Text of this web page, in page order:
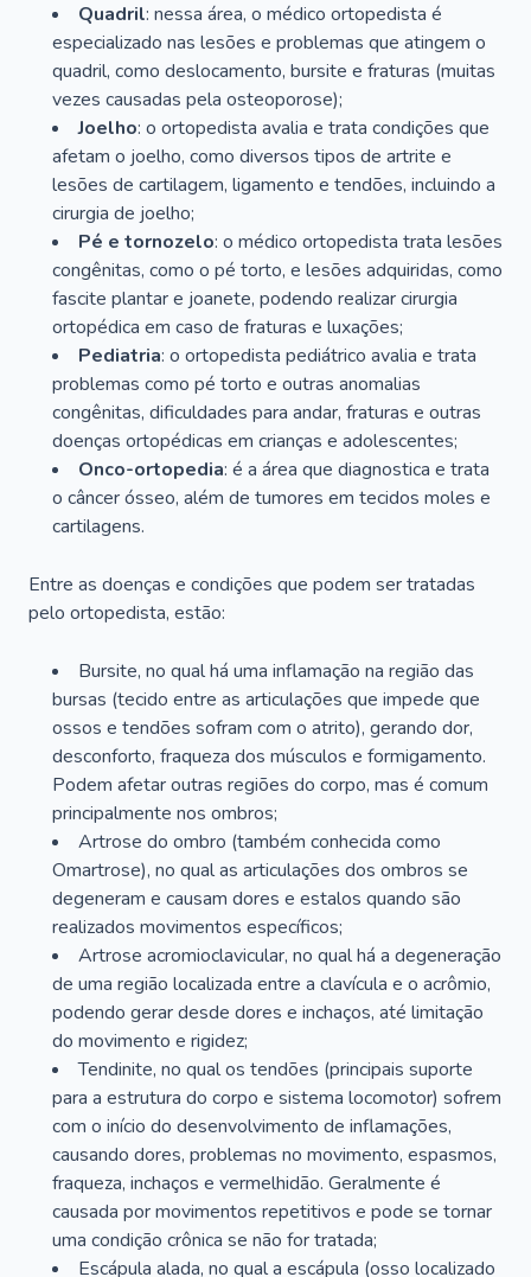
Quadril: nessa área, o médico ortopedista é
especializado nas lesões e problemas que atingem o
quadril, como deslocamento, bursite e fraturas (muitas
vezes causadas pela osteoporose);
Joelho: o ortopedista avalia e trata condições que
afetam o joelho, como diversos tipos de artrite e
lesões de cartilagem, ligamento e tendões, incluindo a
cirurgia de joelho;
Pé e tornozelo: o médico ortopedista trata lesões
congênitas, como o pé torto, e lesões adquiridas, como
fascite plantar e joanete, podendo realizar cirurgia
ortopédica em caso de fraturas e luxações;
Pediatria: o ortopedista pediátrico avalia e trata
problemas como pé torto e outras anomalias
congênitas, dificuldades para andar, fraturas e outras
doenças ortopédicas em crianças e adolescentes;
Onco-ortopedia: é a área que diagnostica e trata
o câncer ósseo, além de tumores em tecidos moles e
cartilagens.
Entre as doenças e condições que podem ser tratadas
pelo ortopedista, estão:
Bursite, no qual há uma inflamação na região das
bursas (tecido entre as articulações que impede que
ossos e tendões sofram com o atrito), gerando dor,
desconforto, fraqueza dos músculos e formigamento.
Podem afetar outras regiões do corpo, mas é comum
principalmente nos ombros;
Artrose do ombro (também conhecida como
Omartrose), no qual as articulações dos ombros se
degeneram e causam dores e estalos quando são
realizados movimentos específicos;
Artrose acromioclavicular, no qual há a degeneração
de uma região localizada entre a clavícula e o acrômio,
podendo gerar desde dores e inchaços, até limitação
do movimento e rigidez;
Tendinite, no qual os tendões (principais suporte
para a estrutura do corpo e sistema locomotor) sofrem
com o início do desenvolvimento de inflamações,
causando dores, problemas no movimento, espasmos,
fraqueza, inchaços e vermelhidão. Geralmente é
causada por movimentos repetitivos e pode se tornar
uma condição crônica se não for tratada;
Escápula alada, no qual a escápula (osso localizado